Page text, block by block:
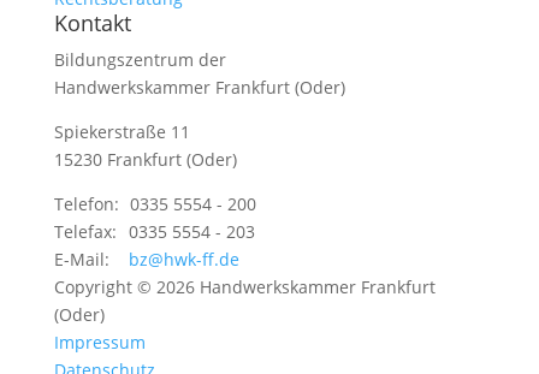
Kontakt
Bildungszentrum der
Handwerkskammer Frankfurt (Oder)
Spiekerstraße 11
15230 Frankfurt (Oder)
Telefon: 0335 5554 - 200
Telefax: 0335 5554 - 203
E-Mail:
bz@hwk-ff.de
Copyright © 2026 Handwerkskammer Frankfurt
(Oder)
Impressum
Datenschutz